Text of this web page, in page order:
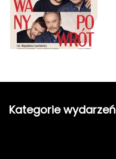
Kategorie wydarzeń